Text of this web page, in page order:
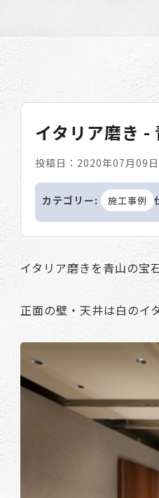
イタリア磨き -
投稿日：2020年07月09
カテゴリー: 施工事例
イタリア磨きを青山の宝
正面の壁・天井は白のイ